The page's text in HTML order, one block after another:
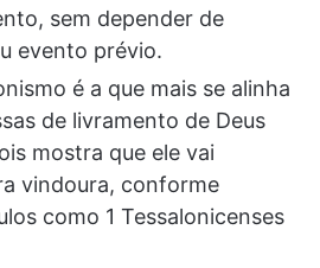
sem depender de
evento prévio.
é a que mais se alinha
de livramento de Deus
mostra que ele vai
vindoura, conforme
como 1 Tessalonicenses